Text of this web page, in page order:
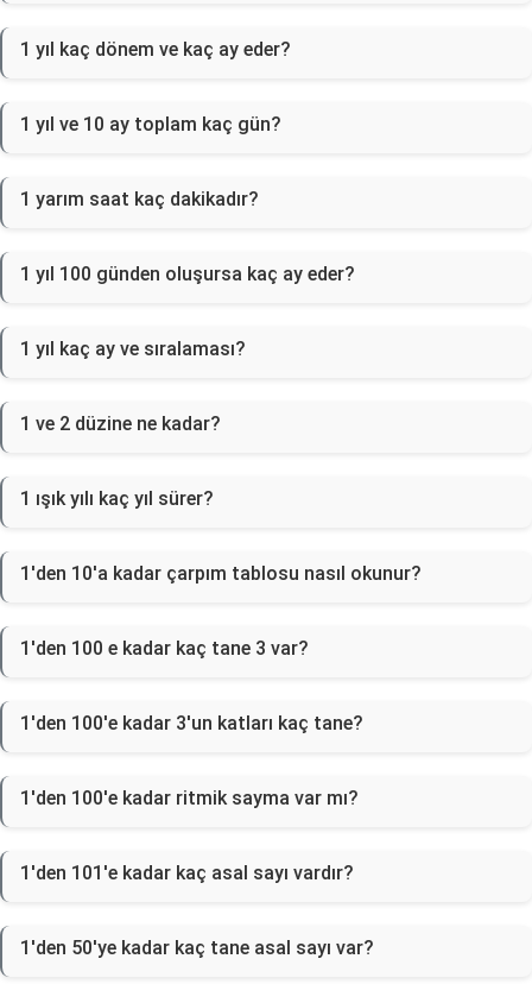
1 yıl kaç dönem ve kaç ay eder?
1 yıl ve 10 ay toplam kaç gün?
1 yarım saat kaç dakikadır?
1 yıl 100 günden oluşursa kaç ay eder?
1 yıl kaç ay ve sıralaması?
1 ve 2 düzine ne kadar?
1 ışık yılı kaç yıl sürer?
1'den 10'a kadar çarpım tablosu nasıl okunur?
1'den 100 e kadar kaç tane 3 var?
1'den 100'e kadar 3'un katları kaç tane?
1'den 100'e kadar ritmik sayma var mı?
1'den 101'e kadar kaç asal sayı vardır?
1'den 50'ye kadar kaç tane asal sayı var?